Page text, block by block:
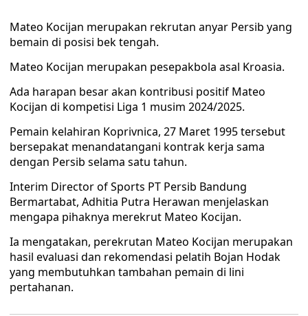
Mateo Kocijan merupakan rekrutan anyar Persib yang
bemain di posisi bek tengah.
Mateo Kocijan merupakan pesepakbola asal Kroasia.
Ada harapan besar akan kontribusi positif Mateo
Kocijan di kompetisi Liga 1 musim 2024/2025.
Pemain kelahiran Koprivnica, 27 Maret 1995 tersebut
bersepakat menandatangani kontrak kerja sama
dengan Persib selama satu tahun.
Interim Director of Sports PT Persib Bandung
Bermartabat, Adhitia Putra Herawan menjelaskan
mengapa pihaknya merekrut Mateo Kocijan.
Ia mengatakan, perekrutan Mateo Kocijan merupakan
hasil evaluasi dan rekomendasi pelatih Bojan Hodak
yang membutuhkan tambahan pemain di lini
pertahanan.